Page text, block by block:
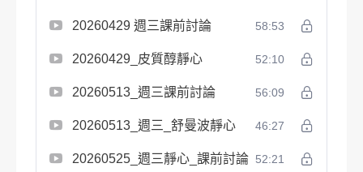
20260429 週三課前討論 58:53
20260429_皮質醇靜心 52:10
20260513_週三課前討論 56:09
20260513_週三_舒曼波靜心 46:27
20260525_週三靜心_課前討論 52:21